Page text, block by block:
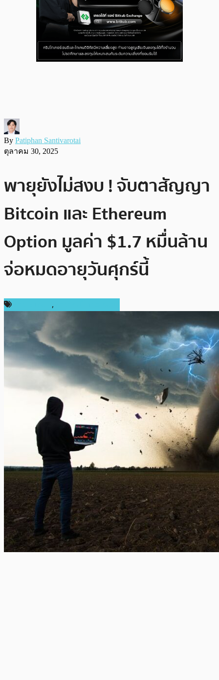
By Patiphan Santivarotai
ตุลาคม 30, 2025
พายุยังไม่สงบ ! จับตาสัญญา
Bitcoin และ Ethereum
Option มูลค่า $1.7 หมื่นล้าน
จ่อหมดอายุวันศุกร์นี้
,